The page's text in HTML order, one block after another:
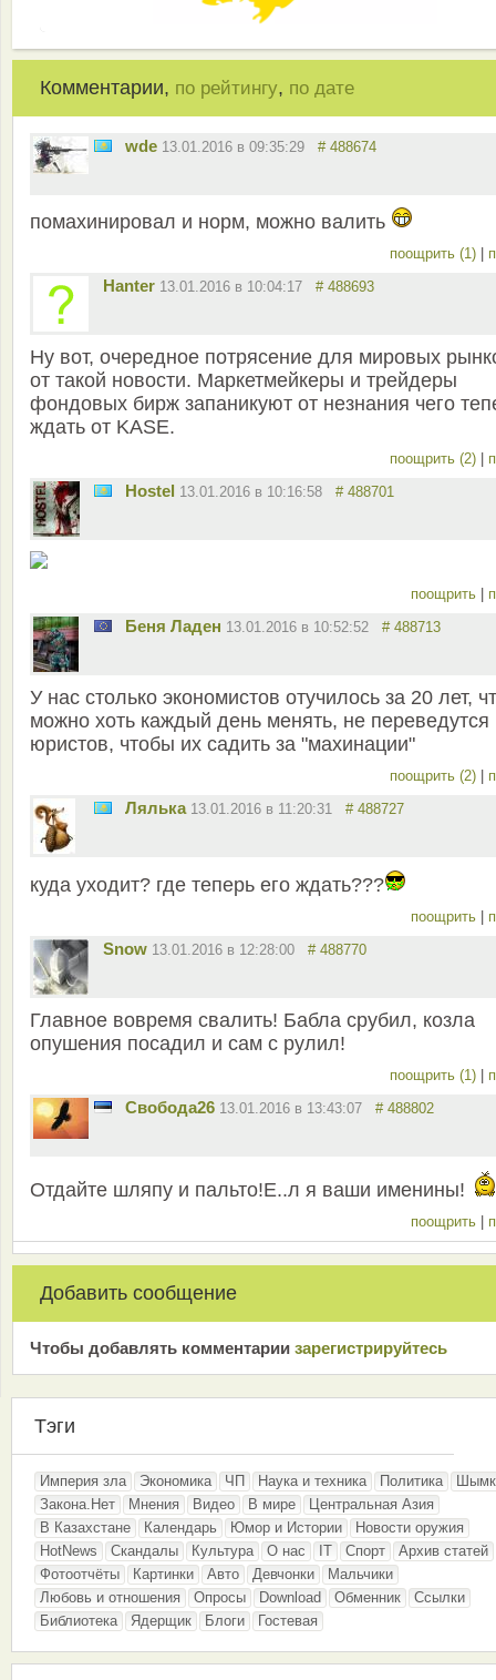
Комментарии, по рейтингу, по дате
wde 13.01.2016 в 09:35:29 # 488674
помахинировал и норм, можно валить
поощрить (1)
Hanter 13.01.2016 в 10:04:17 # 488693
Ну вот, очередное потрясение для мировых
от такой новости. Маркетмейкеры и трейдеры
фондовых бирж запаникуют от незнания чего
ждать от KASE.
поощрить (2)
Hostel 13.01.2016 в 10:16:58 # 488701
поощрить
Беня Ладен 13.01.2016 в 10:52:52 # 488713
У нас столько экономистов отучилось за 20 лет,
можно хоть каждый день менять, не переведутся
юристов, чтобы их садить за "махинации"
поощрить (2)
Лялька 13.01.2016 в 11:20:31 # 488727
куда уходит? где теперь его ждать???
поощрить
Snow 13.01.2016 в 12:28:00 # 488770
Главное вовремя свалить! Бабла срубил, козла
опушения посадил и сам с рулил!
поощрить (1)
Свобода26 13.01.2016 в 13:43:07 # 488802
Отдайте шляпу и пальто!Е..л я ваши именины!
поощрить
Добавить сообщение
Чтобы добавлять комментарии зарeгиcтрирyйтeсь
Тэги
Империя зла Экономика ЧП Наука и техника Политика
Закона.Нет
Мнения Видео В мире
Центральная Азия
В Казахстане
Календарь Юмор и Истории
Новости оружия
HotNews
Скандалы Культура О нас IT Спорт
Архив статей
Фотоотчёты
Картинки Авто Девчонки
Мальчики
Любовь и отношения
Опросы Download Обменник
Ссылки
Библиотека
Ядерщик Блоги Гостевая